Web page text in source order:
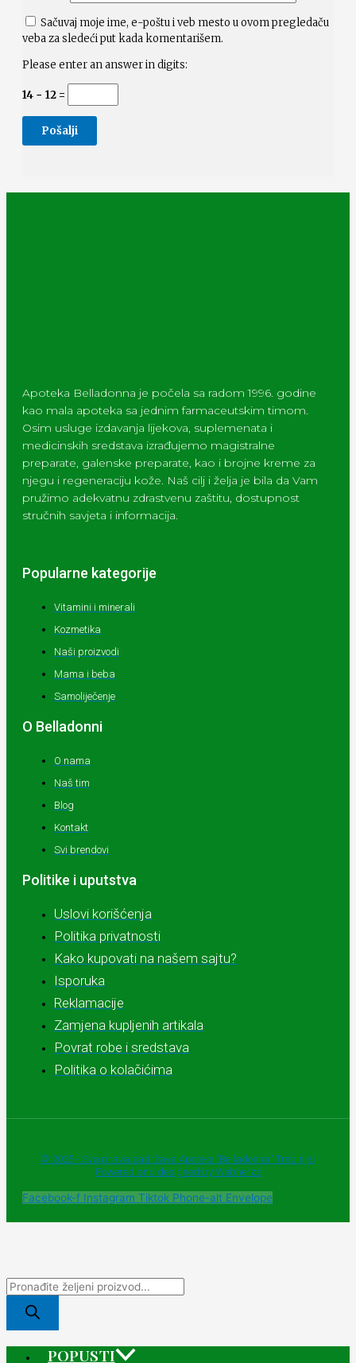
Sačuvaj moje ime, e-poštu i veb mesto u ovom pregledaču
veba za sledeći put kada komentarišem.
Please enter an answer in digits:
14 − 12 =
Apoteka Belladonna je počela sa radom 1996. godine
kao mala apoteka sa jednim farmaceutskim timom.
Osim usluge izdavanja lijekova, suplemenata i
medicinskih sredstava izrađujemo magistralne
preparate, galenske preparate, kao i brojne kreme za
njegu i regeneraciju kože. Naš cilj i želja je bila da Vam
pružimo adekvatnu zdrastvenu zaštitu, dostupnost
stručnih savjeta i informacija.
Popularne kategorije
Vitamini i minerali
Kozmetika
Naši proizvodi
Mama i beba
Samoliječenje
O Belladonni
O nama
Naš tim
Blog
Kontakt
Svi brendovi
Politike i uputstva
Uslovi korišćenja
Politika privatnosti
Kako kupovati na našem sajtu?
Isporuka
Reklamacije
Zamjena kupljenih artikala
Povrat robe i sredstava
Politika o kolačićima
© 2025 - Sva prava zadržava Apoteke "Belladonna" Trebinje |
Powered and designed by Webherzz
Facebook-f Instagram Tiktok Phone-alt Envelope
POPUSTI